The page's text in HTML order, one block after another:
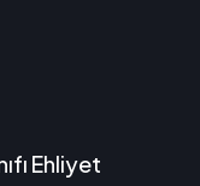
Ehliyet